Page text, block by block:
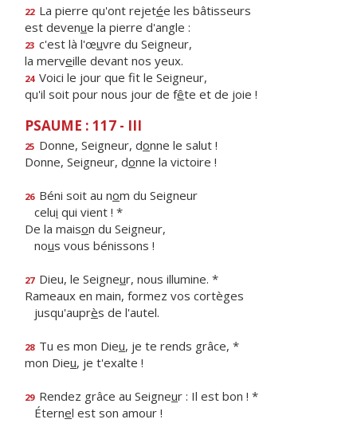
22 La pierre qu'ont rejetée les bâtisseurs
est devenue la pierre d'angle :
23 c'est là l'œuvre du Seigneur,
la merveille devant nos yeux.
24 Voici le jour que ft le Seigneur,
qu'il soit pour nous jour de fête et de joie !
PSAUME : 117 - III
25 Donne, Seigneur, donne le salut !
Donne, Seigneur, donne la victoire !
26 Béni soit au nom du Seigneur
celui qui vient ! *
De la maison du Seigneur,
nous vous bénissons !
27 Dieu, le Seigneur, nous illumine. *
Rameaux en main, formez vos cortèges
jusqu'auprès de l'autel.
28 Tu es mon Dieu, je te rends grâce, *
mon Dieu, je t'exalte !
29 Rendez grâce au Seigneur : Il est bon ! *
Éternel est son amour !